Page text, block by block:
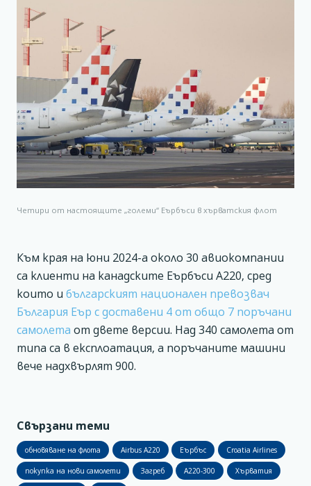
Четири от настоящите „големи“ Еърбъси в хърватския флот
Към края на юни 2024-а около 30 авиокомпании
са клиенти на канадските Еърбъси А220, сред
които и българският национален превозвач
България Еър с доставени 4 от общо 7 поръчани
самолета от двете версии. Над 340 самолета от
типа са в експлоатация, а поръчаните машини
вече надхвърлят 900.
Свързани теми
обновяване на флота Airbus A220 Еърбъс Croatia Airlines
покупка на нови самолети Загреб A220-300 Хърватия